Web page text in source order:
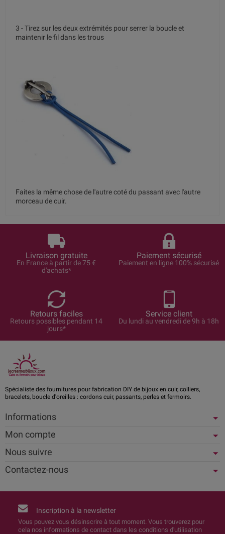
3 - Tirez sur les deux extrémités pour serrer la boucle et
maintenir le fil dans les trous
Faites la même chose de l'autre coté du passant avec l'autre
morceau de cuir.
Livraison gratuite
En France à partir de 75 €
d'achats*
Paiement sécurisé
Paiement en ligne 100% sécurisé
Retours faciles
Retours possibles pendant 14
jours*
Service client
Du lundi au vendredi de 9h à 18h
Spécialiste des fournitures pour fabrication DIY de bijoux en cuir, colliers,
bracelets, boucle d'oreilles : cordons cuir, passants, perles et fermoirs.
Informations
Mon compte
Nous suivre
Contactez-nous
Inscription à la newsletter
Vous pouvez vous désinscrire à tout moment. Vous trouverez pour
cela nos informations de contact dans les conditions d'utilisation